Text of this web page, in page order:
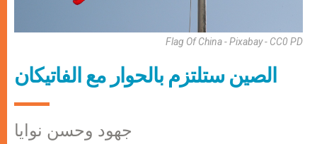
Flag Of China - Pixabay - CC0 PD
الصين ستلتزم بالحوار مع الفاتيكان
جهود وحسن نوايا